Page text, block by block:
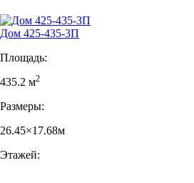
Дом 425-435-3П
Площадь:
435.2 м2
Размеры:
26.45×17.68м
Этажей: